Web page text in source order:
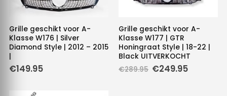
Grille geschikt voor A-
Klasse W176 | Silver
Diamond Style | 2012 – 2015
|
€149.95
Grille geschikt voor A-
Klasse W177 | GTR
Honingraat Style | 18-22 |
Black UITVERKOCHT
€289.95 Oorspronkelijke
€249.95Huidige